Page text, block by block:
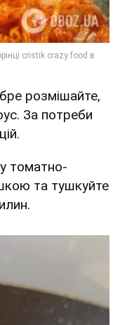
розмішайте,
За потреби
томатно-
та тушкуйте